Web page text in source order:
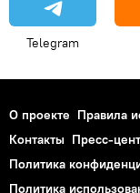
Telegram
О проекте Правила
Контакты Пресс-
Политика
Политика